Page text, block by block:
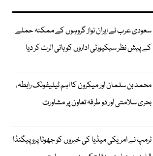
سعودی عرب نے ایران نواز گروہوں کے ممکنہ حملے
کے پیش نظر سیکیورٹی اداروں کو ہائی الرٹ کر دیا
محمد بن سلمان اور میکرون کا اہم ٹیلیفونک رابطہ،
بحری سلامتی اور دو طرفہ تعاون پر مشاورت
ٹرمپ نے امریکی میڈیا کی خبروں کو جھوٹا پروپیگنڈا